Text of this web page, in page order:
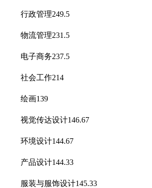
行政管理249.5
物流管理231.5
电子商务237.5
社会工作214
绘画139
视觉传达设计146.67
环境设计144.67
产品设计144.33
服装与服饰设计145.33